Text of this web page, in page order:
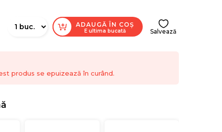
ADAUGĂ ÎN COȘ
E ultima bucată Salvează
produs se epuizează în curând.